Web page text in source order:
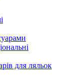
для ляльок